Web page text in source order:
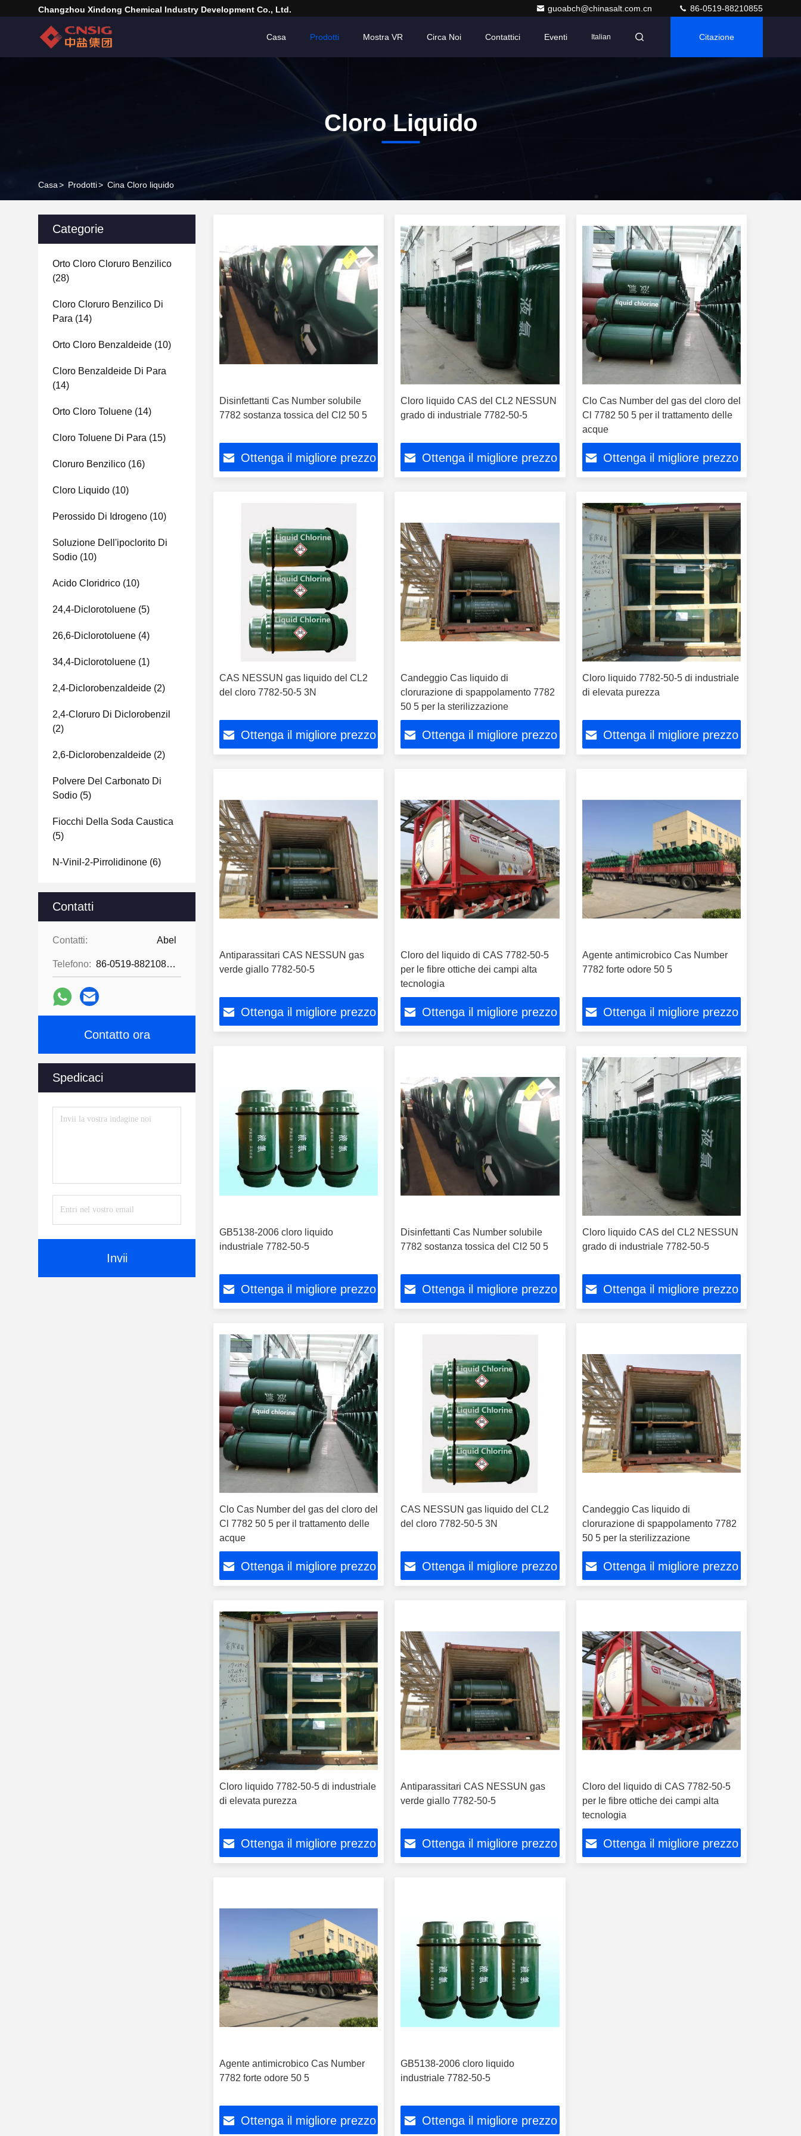
Changzhou Xindong Chemical Industry Development Co., Ltd. guoabch@chinasalt.com.cn 86-0519-88210855
Casa Prodotti Mostra VR Circa Noi Contattici Eventi Italian Citazione
Cloro Liquido
Casa> Prodotti> Cina Cloro liquido
Categorie
Orto Cloro Cloruro Benzilico
(28)
Cloro Cloruro Benzilico Di
Para (14)
Orto Cloro Benzaldeide (10)
Cloro Benzaldeide Di Para
(14)
Orto Cloro Toluene (14)
Cloro Toluene Di Para (15)
Cloruro Benzilico (16)
Cloro Liquido (10)
Perossido Di Idrogeno (10)
Soluzione Dell'ipoclorito Di
Sodio (10)
Acido Cloridrico (10)
24,4-Diclorotoluene (5)
26,6-Diclorotoluene (4)
34,4-Diclorotoluene (1)
2,4-Diclorobenzaldeide (2)
2,4-Cloruro Di Diclorobenzil
(2)
2,6-Diclorobenzaldeide (2)
Polvere Del Carbonato Di
Sodio (5)
Fiocchi Della Soda Caustica
(5)
N-Vinil-2-Pirrolidinone (6)
Contatti
Contatti: Abel
Telefono: 86-0519-88210855
Contatto ora
Spedicaci
Invii
Disinfettanti Cas Number solubile
7782 sostanza tossica del Cl2 50 5
Ottenga il migliore prezzo
Cloro liquido CAS del CL2 NESSUN
grado di industriale 7782-50-5
Ottenga il migliore prezzo
Clo Cas Number del gas del cloro del
Cl 7782 50 5 per il trattamento delle
acque
Ottenga il migliore prezzo
CAS NESSUN gas liquido del CL2
del cloro 7782-50-5 3N
Ottenga il migliore prezzo
Candeggio Cas liquido di
clorurazione di spappolamento 7782
50 5 per la sterilizzazione
Ottenga il migliore prezzo
Cloro liquido 7782-50-5 di industriale
di elevata purezza
Ottenga il migliore prezzo
Antiparassitari CAS NESSUN gas
verde giallo 7782-50-5
Ottenga il migliore prezzo
Cloro del liquido di CAS 7782-50-5
per le fibre ottiche dei campi alta
tecnologia
Ottenga il migliore prezzo
Agente antimicrobico Cas Number
7782 forte odore 50 5
Ottenga il migliore prezzo
GB5138-2006 cloro liquido
industriale 7782-50-5
Ottenga il migliore prezzo
Disinfettanti Cas Number solubile
7782 sostanza tossica del Cl2 50 5
Ottenga il migliore prezzo
Cloro liquido CAS del CL2 NESSUN
grado di industriale 7782-50-5
Ottenga il migliore prezzo
Clo Cas Number del gas del cloro del
Cl 7782 50 5 per il trattamento delle
acque
Ottenga il migliore prezzo
CAS NESSUN gas liquido del CL2
del cloro 7782-50-5 3N
Ottenga il migliore prezzo
Candeggio Cas liquido di
clorurazione di spappolamento 7782
50 5 per la sterilizzazione
Ottenga il migliore prezzo
Cloro liquido 7782-50-5 di industriale
di elevata purezza
Ottenga il migliore prezzo
Antiparassitari CAS NESSUN gas
verde giallo 7782-50-5
Ottenga il migliore prezzo
Cloro del liquido di CAS 7782-50-5
per le fibre ottiche dei campi alta
tecnologia
Ottenga il migliore prezzo
Agente antimicrobico Cas Number
7782 forte odore 50 5
Ottenga il migliore prezzo
GB5138-2006 cloro liquido
industriale 7782-50-5
Ottenga il migliore prezzo